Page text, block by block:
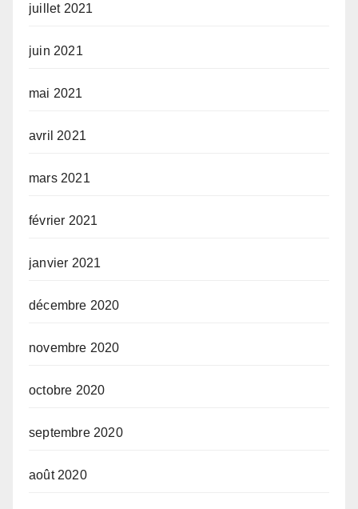
juillet 2021
juin 2021
mai 2021
avril 2021
mars 2021
février 2021
janvier 2021
décembre 2020
novembre 2020
octobre 2020
septembre 2020
août 2020